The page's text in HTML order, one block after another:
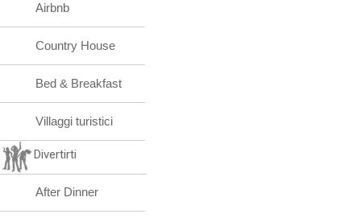
Airbnb
Country House
Bed & Breakfast
Villaggi turistici
Divertirti
After Dinner